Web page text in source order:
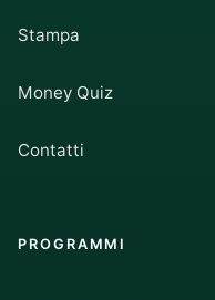
Stampa
Money Quiz
Contatti
PROGRAMMI